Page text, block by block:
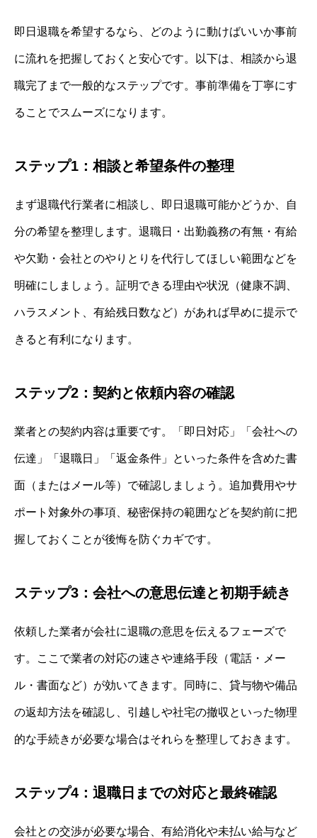
即日退職を希望するなら、どのように動けばいいか事前
に流れを把握しておくと安心です。以下は、相談から退
職完了まで一般的なステップです。事前準備を丁寧にす
ることでスムーズになります。
ステップ1：相談と希望条件の整理
まず退職代行業者に相談し、即日退職可能かどうか、自
分の希望を整理します。退職日・出勤義務の有無・有給
や欠勤・会社とのやりとりを代行してほしい範囲などを
明確にしましょう。証明できる理由や状況（健康不調、
ハラスメント、有給残日数など）があれば早めに提示で
きると有利になります。
ステップ2：契約と依頼内容の確認
業者との契約内容は重要です。「即日対応」「会社への
伝達」「退職日」「返金条件」といった条件を含めた書
面（またはメール等）で確認しましょう。追加費用やサ
ポート対象外の事項、秘密保持の範囲などを契約前に把
握しておくことが後悔を防ぐカギです。
ステップ3：会社への意思伝達と初期手続き
依頼した業者が会社に退職の意思を伝えるフェーズで
す。ここで業者の対応の速さや連絡手段（電話・メー
ル・書面など）が効いてきます。同時に、貸与物や備品
の返却方法を確認し、引越しや社宅の撤収といった物理
的な手続きが必要な場合はそれらを整理しておきます。
ステップ4：退職日までの対応と最終確認
会社との交渉が必要な場合、有給消化や未払い給与など